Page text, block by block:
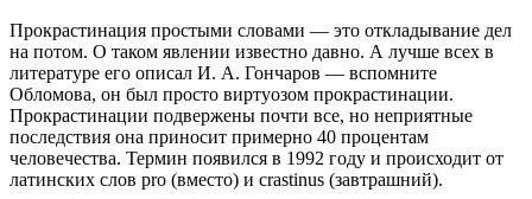
Прокрастинация простыми словами — это откладывание дел
на потом. О таком явлении известно давно. А лучше всех в
литературе его описал И. А. Гончаров — вспомните
Обломова, он был просто виртуозом прокрастинации.
Прокрастинации подвержены почти все, но неприятные
последствия она приносит примерно 40 процентам
человечества. Термин появился в 1992 году и происходит от
латинских слов pro (вместо) и crastinus (завтрашний).